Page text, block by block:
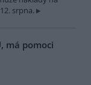
srpna.
má pomoci